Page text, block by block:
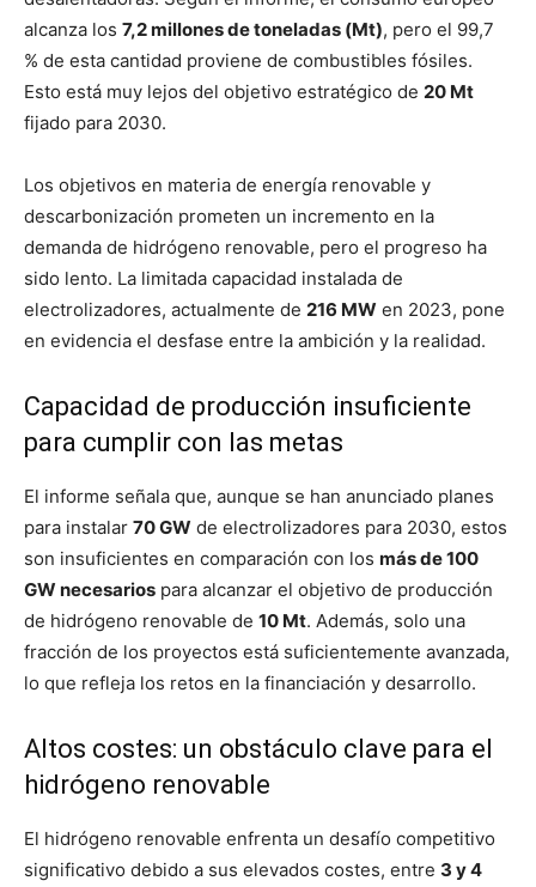
alcanza los 7,2 millones de toneladas (Mt), pero el 99,7
% de esta cantidad proviene de combustibles fósiles.
Esto está muy lejos del objetivo estratégico de 20 Mt
fijado para 2030.
Los objetivos en materia de energía renovable y
descarbonización prometen un incremento en la
demanda de hidrógeno renovable, pero el progreso ha
sido lento. La limitada capacidad instalada de
electrolizadores, actualmente de 216 MW en 2023, pone
en evidencia el desfase entre la ambición y la realidad.
Capacidad de producción insuficiente
para cumplir con las metas
El informe señala que, aunque se han anunciado planes
para instalar 70 GW de electrolizadores para 2030, estos
son insuficientes en comparación con los más de 100
GW necesarios para alcanzar el objetivo de producción
de hidrógeno renovable de 10 Mt. Además, solo una
fracción de los proyectos está suficientemente avanzada,
lo que refleja los retos en la financiación y desarrollo.
Altos costes: un obstáculo clave para el
hidrógeno renovable
El hidrógeno renovable enfrenta un desafío competitivo
significativo debido a sus elevados costes, entre 3 y 4